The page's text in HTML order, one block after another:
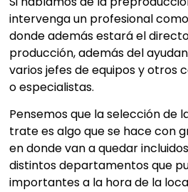
intervenga un profesional
donde además estará el
producción, además del
varios jefes de equipos y otros
o especialistas.
Pensemos que la selección de
trate es algo que se hace con
en donde van a quedar
distintos departamentos que
importantes a la hora de la